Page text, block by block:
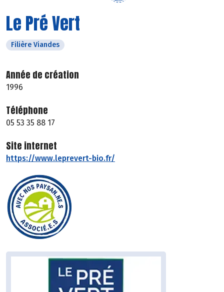
Le Pré Vert
Filière Viandes
Année de création
1996
Téléphone
05 53 35 88 17
Site internet
https://www.leprevert-bio.fr/